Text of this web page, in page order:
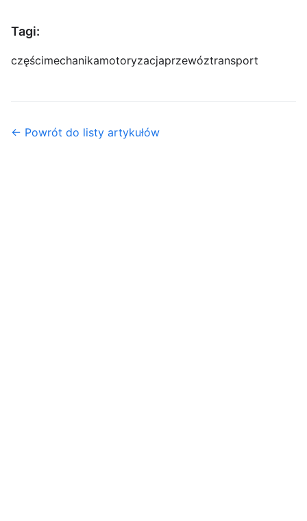
Tagi:
częścimechanikamotoryzacjaprzewóztransport
← Powrót do listy artykułów